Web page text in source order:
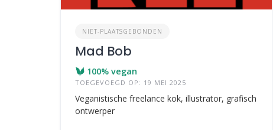
NIET-PLAATSGEBONDEN
Mad Bob
100% vegan
TOEGEVOEGD OP: 19 MEI 2025
Veganistische freelance kok, illustrator, grafisch
ontwerper